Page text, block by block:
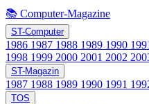
📚 Computer-Magazine
ST-Computer
1986 1987 1988 1989 1990
1998 1999 2000 2001 2002
ST-Magazin
1987 1988 1989 1990 1991
TOS